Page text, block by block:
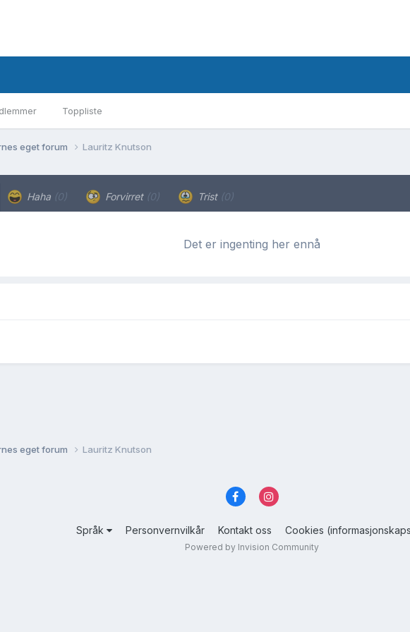
Toppliste
eget forum Lauritz Knutson
Haha (0) Forvirret (0) Trist (0)
Det er ingenting her ennå
eget forum Lauritz Knutson
Språk Personvernvilkår Kontakt oss Cookies
Powered by Invision Community